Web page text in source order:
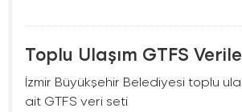
Toplu Ulaşım GTFS
İzmir Büyükşehir Belediyesi toplu
ait GTFS veri seti